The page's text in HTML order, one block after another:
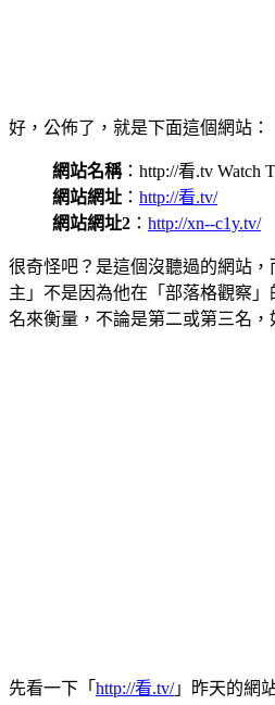
好，公佈了，就是下面這個網站：
網站名稱：http://看.tv Watch
網站網址 ： http://看.tv/
網站網址2 ： http://xn--c1y.tv/
很奇怪吧？是這個沒聽過的網站
主」不是因為他在「部落格觀察
名來衡量，不論是第二或第三名
先看一下「 http://看.tv/」昨天的網